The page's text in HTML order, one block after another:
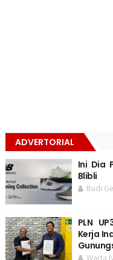
ADVERTORIAL
Ini Dia
Blibli
Budi
PLN
Kerja
Warta